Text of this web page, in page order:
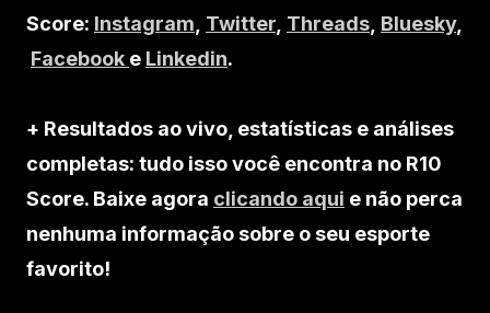
Score: Instagram, Twitter, Threads, Bluesky,
Facebook e Linkedin.
+ Resultados ao vivo, estatísticas e análises
completas: tudo isso você encontra no R10
Score. Baixe agora clicando aqui e não perca
nenhuma informação sobre o seu esporte
favorito!